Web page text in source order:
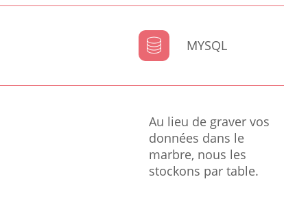
MYSQL
Au lieu de graver vos
données dans le
marbre, nous les
stockons par table.